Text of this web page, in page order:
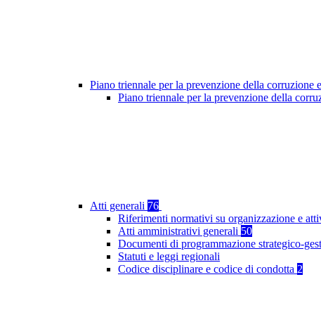
Piano triennale per la prevenzione della corruzione
Piano triennale per la prevenzione della
Atti generali 76
Riferimenti normativi su organizzazione e
Atti amministrativi generali 50
Documenti di programmazione strategico-
Statuti e leggi regionali
Codice disciplinare e codice di condotta 2